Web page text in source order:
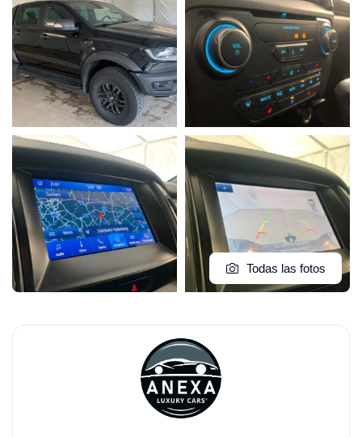
Todas las fotos